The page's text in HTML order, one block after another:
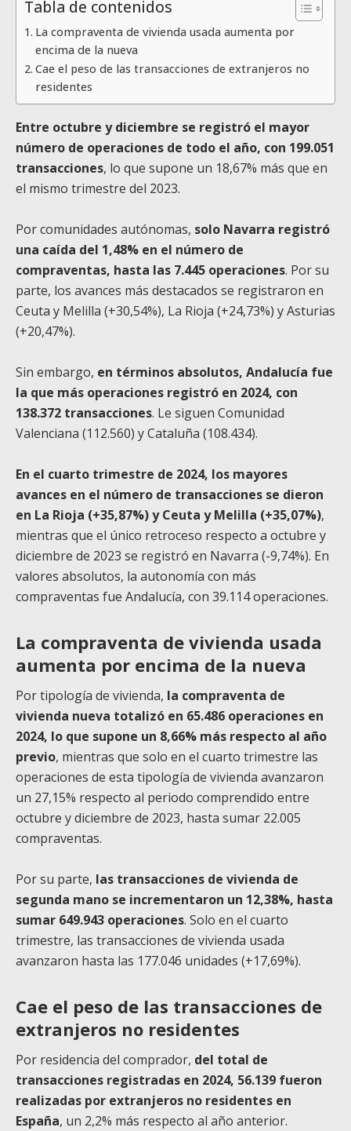
Tabla de contenidos
La compraventa de vivienda usada aumenta por
encima de la nueva
Cae el peso de las transacciones de extranjeros no
residentes
Entre octubre y diciembre se registró el mayor
número de operaciones de todo el año, con 199.051
transacciones, lo que supone un 18,67% más que en
el mismo trimestre del 2023.
Por comunidades autónomas, solo Navarra registró
una caída del 1,48% en el número de
compraventas, hasta las 7.445 operaciones. Por su
parte, los avances más destacados se registraron en
Ceuta y Melilla (+30,54%), La Rioja (+24,73%) y Asturias
(+20,47%).
Sin embargo, en términos absolutos, Andalucía fue
la que más operaciones registró en 2024, con
138.372 transacciones. Le siguen Comunidad
Valenciana (112.560) y Cataluña (108.434).
En el cuarto trimestre de 2024, los mayores
avances en el número de transacciones se dieron
en La Rioja (+35,87%) y Ceuta y Melilla (+35,07%),
mientras que el único retroceso respecto a octubre y
diciembre de 2023 se registró en Navarra (-9,74%). En
valores absolutos, la autonomía con más
compraventas fue Andalucía, con 39.114 operaciones.
La compraventa de vivienda usada
aumenta por encima de la nueva
Por tipología de vivienda, la compraventa de
vivienda nueva totalizó en 65.486 operaciones en
2024, lo que supone un 8,66% más respecto al año
previo, mientras que solo en el cuarto trimestre las
operaciones de esta tipología de vivienda avanzaron
un 27,15% respecto al periodo comprendido entre
octubre y diciembre de 2023, hasta sumar 22.005
compraventas.
Por su parte, las transacciones de vivienda de
segunda mano se incrementaron un 12,38%, hasta
sumar 649.943 operaciones. Solo en el cuarto
trimestre, las transacciones de vivienda usada
avanzaron hasta las 177.046 unidades (+17,69%).
Cae el peso de las transacciones de
extranjeros no residentes
Por residencia del comprador, del total de
transacciones registradas en 2024, 56.139 fueron
realizadas por extranjeros no residentes en
España, un 2,2% más respecto al año anterior.